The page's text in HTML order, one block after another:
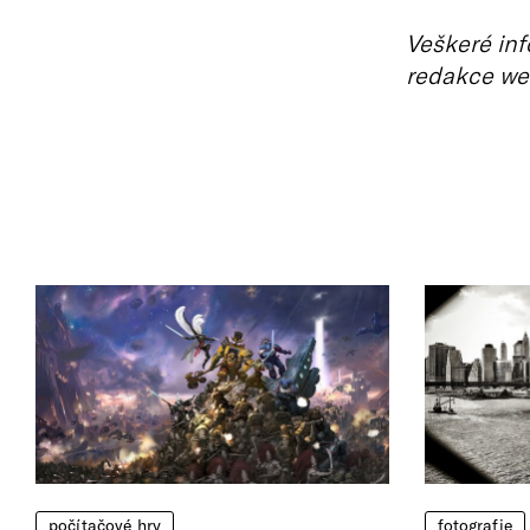
Veškeré
redakce
počítačové hry fotografie